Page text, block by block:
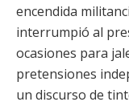
encendida
interrumpió al
ocasiones para
pretensiones
un discurso de